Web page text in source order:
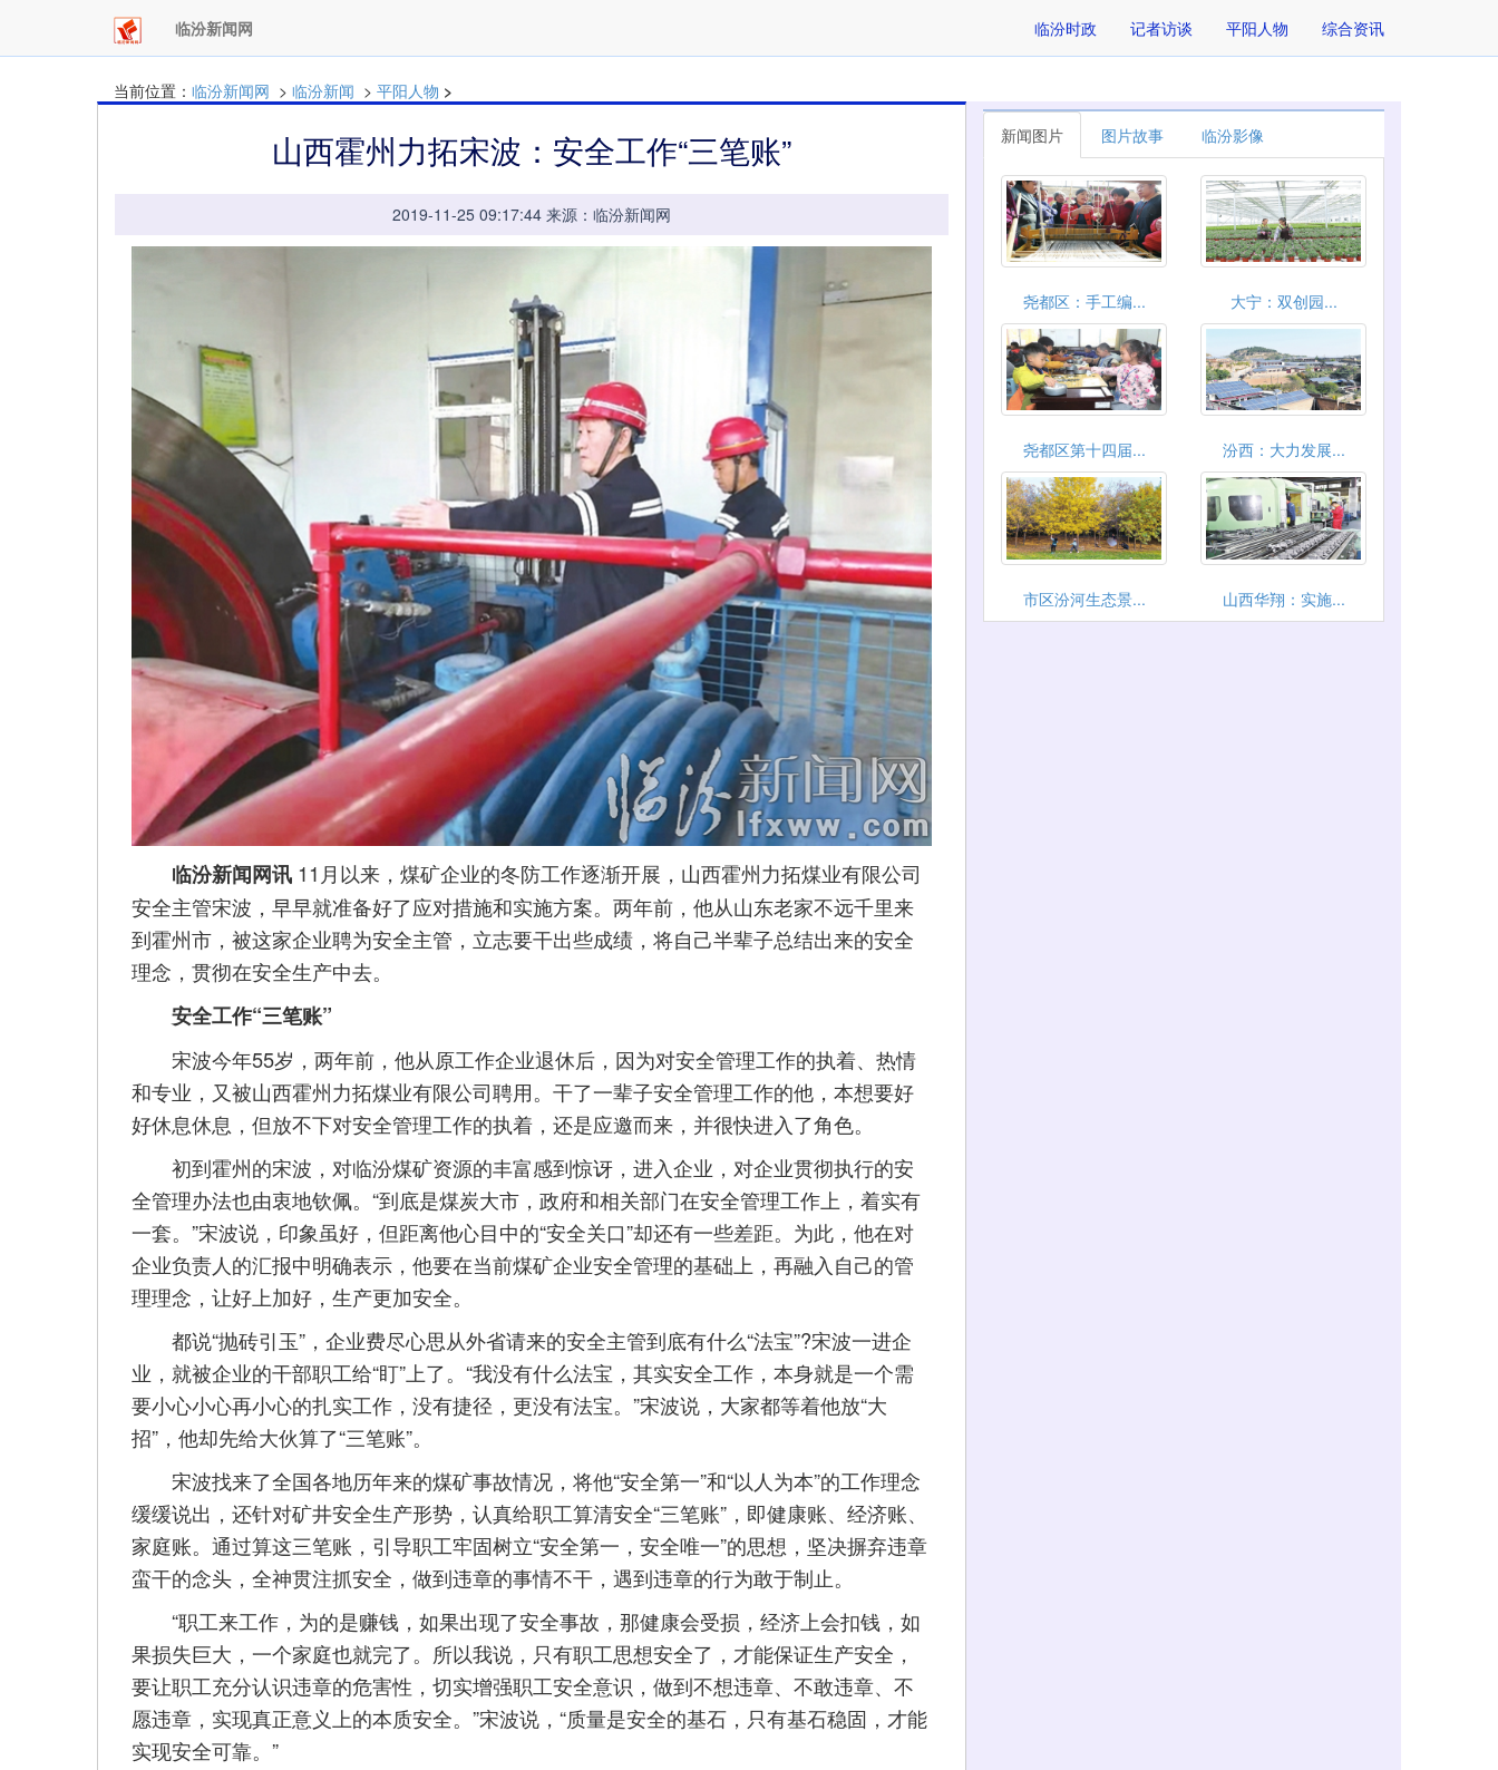
临汾新闻网 临汾时政 记者访谈 平阳人物 综合资讯
当前位置： 临汾新闻网 > 临汾新闻 > 平阳人物 >
山西霍州力拓宋波：安全工作“三笔账”
2019-11-25 09:17:44 来源：临汾新闻网
临汾新闻网讯 11月以来，煤矿企业的冬防工作逐渐开展，山西霍州力拓煤业有限公司
安全主管宋波，早早就准备好了应对措施和实施方案。两年前，他从山东老家不远千里来
到霍州市，被这家企业聘为安全主管，立志要干出些成绩，将自己半辈子总结出来的安全
理念，贯彻在安全生产中去。
安全工作“三笔账”
宋波今年55岁，两年前，他从原工作企业退休后，因为对安全管理工作的执着、热情
和专业，又被山西霍州力拓煤业有限公司聘用。干了一辈子安全管理工作的他，本想要好
好休息休息，但放不下对安全管理工作的执着，还是应邀而来，并很快进入了角色。
初到霍州的宋波，对临汾煤矿资源的丰富感到惊讶，进入企业，对企业贯彻执行的安
全管理办法也由衷地钦佩。“到底是煤炭大市，政府和相关部门在安全管理工作上，着实有
一套。”宋波说，印象虽好，但距离他心目中的“安全关口”却还有一些差距。为此，他在对
企业负责人的汇报中明确表示，他要在当前煤矿企业安全管理的基础上，再融入自己的管
理理念，让好上加好，生产更加安全。
都说“抛砖引玉”，企业费尽心思从外省请来的安全主管到底有什么“法宝”?宋波一进企
业，就被企业的干部职工给“盯”上了。“我没有什么法宝，其实安全工作，本身就是一个需
要小心小心再小心的扎实工作，没有捷径，更没有法宝。”宋波说，大家都等着他放“大
招”，他却先给大伙算了“三笔账”。
宋波找来了全国各地历年来的煤矿事故情况，将他“安全第一”和“以人为本”的工作理念
缓缓说出，还针对矿井安全生产形势，认真给职工算清安全“三笔账”，即健康账、经济账、
家庭账。通过算这三笔账，引导职工牢固树立“安全第一，安全唯一”的思想，坚决摒弃违章
蛮干的念头，全神贯注抓安全，做到违章的事情不干，遇到违章的行为敢于制止。
“职工来工作，为的是赚钱，如果出现了安全事故，那健康会受损，经济上会扣钱，如
果损失巨大，一个家庭也就完了。所以我说，只有职工思想安全了，才能保证生产安全，
要让职工充分认识违章的危害性，切实增强职工安全意识，做到不想违章、不敢违章、不
愿违章，实现真正意义上的本质安全。”宋波说，“质量是安全的基石，只有基石稳固，才能
实现安全可靠。”
新闻图片 图片故事 临汾影像
尧都区：手工编... 大宁：双创园...
尧都区第十四届... 汾西：大力发展...
市区汾河生态景... 山西华翔：实施...